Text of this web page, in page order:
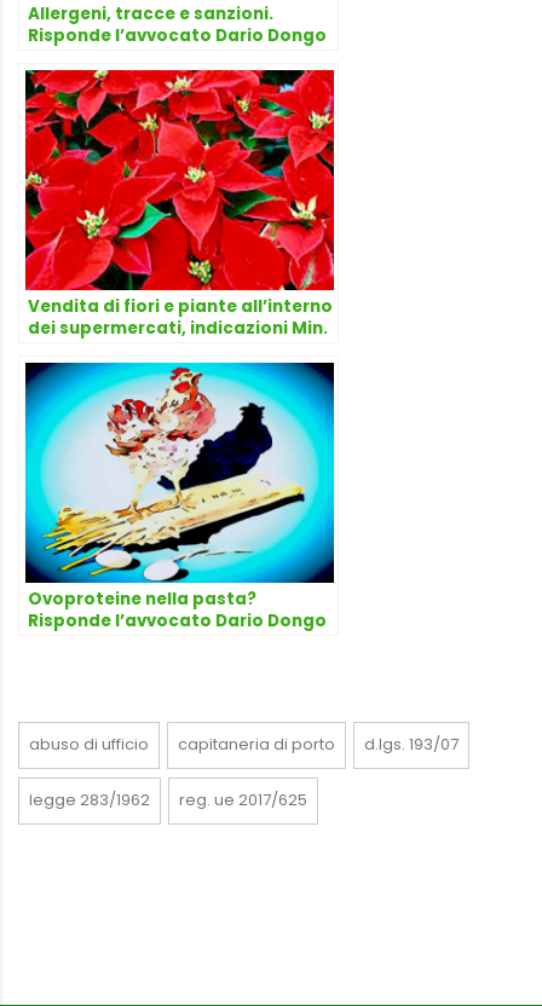
Allergeni, tracce e sanzioni.
Risponde l’avvocato Dario Dongo
Vendita di fiori e piante all’interno
dei supermercati, indicazioni Min.
Dongo
Ovoproteine nella pasta?
Risponde l’avvocato Dario Dongo
abuso di ufficio capitaneria di porto d.lgs. 193/07
legge 283/1962 reg. ue 2017/625